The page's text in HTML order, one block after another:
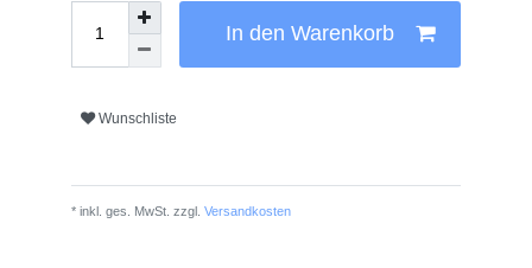
In den Warenkorb
Wunschliste
* inkl. ges. MwSt. zzgl. Versandkosten